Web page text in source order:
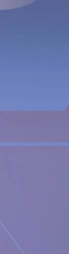
nedre
förknippade
vid sväljning
RefluxStop
påverka
nedre
position.
rekonstruera
som om de
det genom att
anatomiska
problemet med
Nyhetsrum
M: +1 925-381-
[email protected]